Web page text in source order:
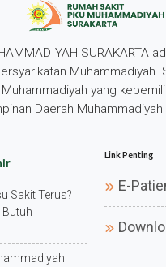
SURAKARTA
Muhammadiyah.
yang
Daerah
Sakit Terus?
Link Penting
E-